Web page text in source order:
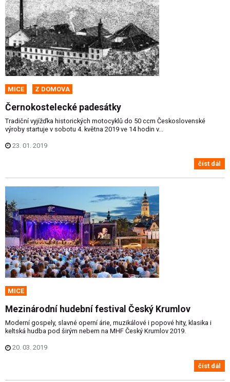
MICE Z DOMOVA
Černokostelecké padesátky
Tradiční vyjížďka historických motocyklů do 50 ccm Československé
výroby startuje v sobotu 4. května 2019 ve 14 hodin v...
23. 01. 2019
číst dál
MICE
Mezinárodní hudební festival Český Krumlov
Moderní gospely, slavné operní árie, muzikálové i popové hity, klasika i
keltská hudba pod širým nebem na MHF Český Krumlov 2019.
20. 03. 2019
číst dál